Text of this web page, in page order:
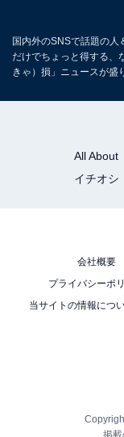
国内外のSNSで話題の人
だけでちょっと得する、
きゃ）損」ニュースが盛
All About
イチオシ
会社概要
プライバシーポ
当サイトの情報につ